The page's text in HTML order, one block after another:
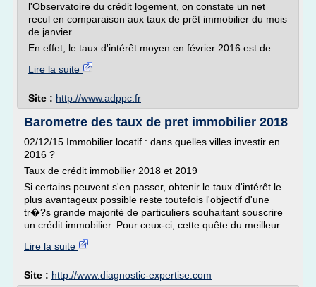
l'Observatoire du crédit logement, on constate un net
recul en comparaison aux taux de prêt immobilier du mois
de janvier.
En effet, le taux d'intérêt moyen en février 2016 est de...
Lire la suite
Site : http://www.adppc.fr
Barometre des taux de pret immobilier 2018
02/12/15 Immobilier locatif : dans quelles villes investir en
2016 ?
Taux de crédit immobilier 2018 et 2019
Si certains peuvent s'en passer, obtenir le taux d'intérêt le
plus avantageux possible reste toutefois l'objectif d'une
tr�?s grande majorité de particuliers souhaitant souscrire
un crédit immobilier. Pour ceux-ci, cette quête du meilleur...
Lire la suite
Site : http://www.diagnostic-expertise.com